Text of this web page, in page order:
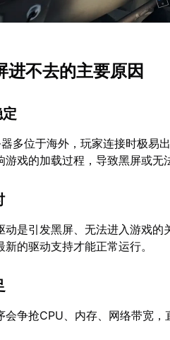
进不去的主要原因
多位于海外，玩家连接时极易
戏的加载过程，导致黑屏或无
动是引发黑屏、无法进入游戏
的驱动支持才能正常运行。
会争抢CPU、内存、网络带宽